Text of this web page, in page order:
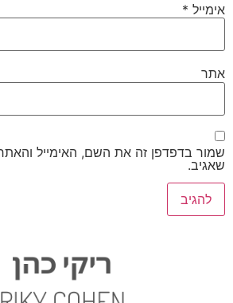
אימייל *
אתר
שמור בדפדפן זה את השם, האימייל
שאגיב.